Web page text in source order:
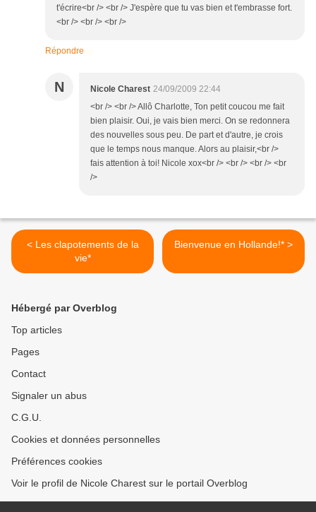
t'écrire<br /> <br /> J'espère que tu vas bien et t'embrasse fort.
<br /> <br /> <br />
Répondre
N Nicole Charest 24/09/2009 22:44
<br /> <br /> Allô Charlotte, Ton petit coucou me fait
bien plaisir. Oui, je vais bien merci. On se redonnera
des nouvelles sous peu. De part et d'autre, je crois
que le temps nous manque. Alors au plaisir,<br />
fais attention à toi! Nicole xox<br /> <br /> <br /> <br
/>
< Les clapotements de la
vie*
Bienvenue en Hollande!* >
Hébergé par Overblog
Top articles
Pages
Contact
Signaler un abus
C.G.U.
Cookies et données personnelles
Préférences cookies
Voir le profil de Nicole Charest sur le portail Overblog